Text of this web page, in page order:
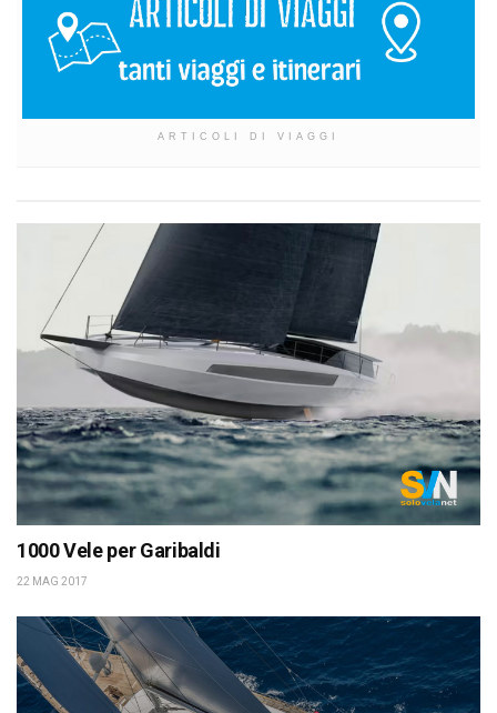
ARTICOLI DI VIAGGI
1000 Vele per Garibaldi
22 MAG 2017